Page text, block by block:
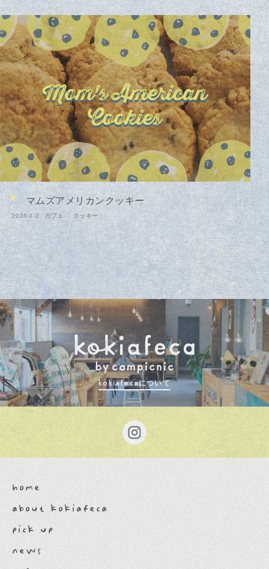
マムズアメリカンクッキー
2025.3.2 カフェ クッキー
kokiafecaについて
home
about kokiafeca
pick up
news